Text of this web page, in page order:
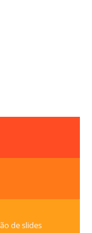
de slides